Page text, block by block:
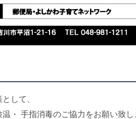
して、
・ 手指消毒のご協力をお願い致し